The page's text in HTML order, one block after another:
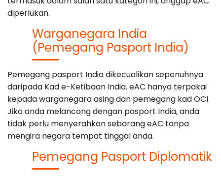
diperlukan.
Warganegara India
(Pemegang Pasport India)
Pemegang pasport India dikecualikan sepenuhnya
daripada Kad e-Ketibaan India. eAC hanya terpakai
kepada warganegara asing dan pemegang kad OCI.
Jika anda melancong dengan pasport India, anda
tidak perlu menyerahkan sebarang eAC tanpa
mengira negara tempat tinggal anda.
Pemegang Pasport Diplomatik